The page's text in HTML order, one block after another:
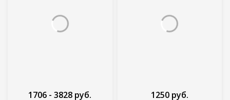
1706 - 3828 руб. 1250 руб.